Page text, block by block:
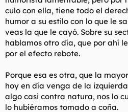
culo con ella, tiene todo el
humor a su estilo con lo que le
veas la que le cayó. Sobre su
hablamos otro día, que por ahí
por el efecto rebote.
Porque esa es otra, que la
hoy en día venga de la
algo casi contra natura, nos lo
lo hubiéramos tomado a coña.